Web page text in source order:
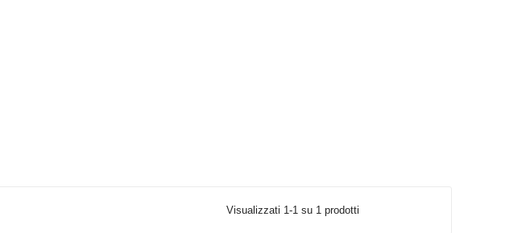
Visualizzati 1-1 su 1 prodotti